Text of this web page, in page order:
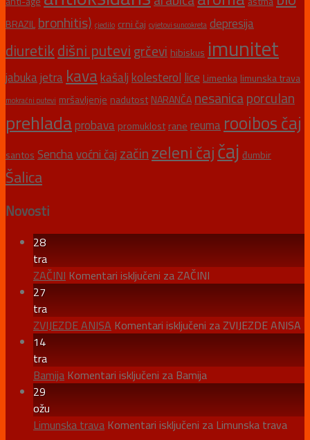
BRAZILbronhitis) cjedilo crni čaj cvjetovi suncokreta depresija
diuretikdišni putevi grčevi hibiskus imunitet
jabukajetra kavakašaljkolesterollice Limenka limunska trava
mokraćni putevi mršavljenje nadutost NARANČAnesanicaporculan
prehladaprobava promuklost rane reuma rooibos čaj
santos Senchavoćni čajzačinzeleni čajčaj đumbir
Šalica
Novosti
28
tra
ZAČINI Komentari isključeni za ZAČINI
27
tra
ZVIJEZDE ANISA Komentari isključeni za ZVIJEZDE ANISA
14
tra
Bamija Komentari isključeni za Bamija
29
ožu
Limunska trava Komentari isključeni za Limunska trava